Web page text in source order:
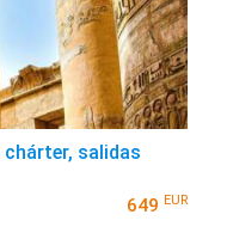
chárter, salidas
649 EUR